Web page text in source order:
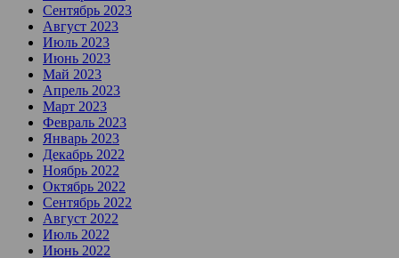
Сентябрь 2023
Август 2023
Июль 2023
Июнь 2023
Май 2023
Апрель 2023
Март 2023
Февраль 2023
Январь 2023
Декабрь 2022
Ноябрь 2022
Октябрь 2022
Сентябрь 2022
Август 2022
Июль 2022
Июнь 2022